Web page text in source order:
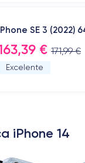
SE 3 (2022)
€ 171,99 €
Excelente
iPhone 14